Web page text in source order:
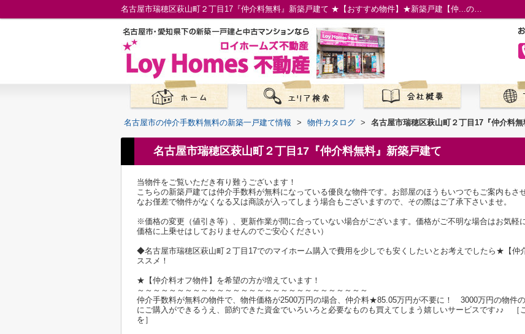
名古屋市瑞穂区萩山町２丁目17『仲介料無料』新築戸建て ★【おすすめ物件】★新築戸建【仲...の物件情報／名古屋市の仲介手数料無料の新築一戸建て／ロイホームズ不動産
名古屋市の仲介手数料無料の新築一戸建て情報 > 物件カタログ > 名古屋市瑞穂区萩山町２丁目17『仲介料
名古屋市瑞穂区萩山町２丁目17『仲介料無料』新築戸建て
当物件をご覧いただき有り難うございます！
こちらの新築戸建ては仲介手数料が無料になっている優良な物件です。お部屋のほうもいつでもご案内もさ
なお僅差で物件がなくなる又は商談が入ってしまう場合もございますので、その際はご了承下さいませ。
※価格の変更（値引き等）、更新作業が間に合っていない場合がございます。価格がご不明な場合はお気軽
価格に上乗せはしておりませんのでご安心ください）
◆名古屋市瑞穂区萩山町２丁目17でのマイホーム購入で費用を少しでも安くしたいとお考えでしたら★【
ススメ！
★【仲介料オフ物件】を希望の方が増えています！
～～～～～～～～～～～～～～～～～～～～～～～～～～～～～
仲介手数料が無料の物件で、物件価格が2500万円の場合、仲介料★85.05万円が不要に！ 3000万円の物
にご購入ができるうえ、節約できた資金でいろいろと必要なものも買えてしまう嬉しいサービスです♪♪ ［
を］